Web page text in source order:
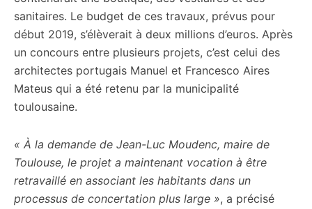
sanitaires. Le budget de ces travaux, prévus pour
début 2019, s’élèverait à deux millions d’euros. Après
un concours entre plusieurs projets, c’est celui des
architectes portugais Manuel et Francesco Aires
Mateus qui a été retenu par la municipalité
toulousaine.
« À la demande de Jean-Luc Moudenc, maire de
Toulouse, le projet a maintenant vocation à être
retravaillé en associant les habitants dans un
processus de concertation plus large », a précisé